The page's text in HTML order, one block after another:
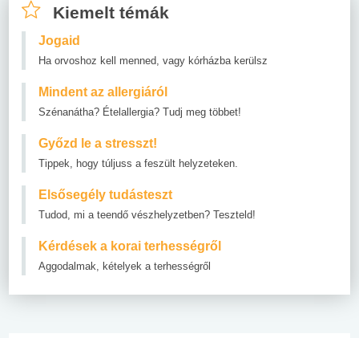
Kiemelt témák
Jogaid
Ha orvoshoz kell menned, vagy kórházba kerülsz
Mindent az allergiáról
Szénanátha? Ételallergia? Tudj meg többet!
Győzd le a stresszt!
Tippek, hogy túljuss a feszült helyzeteken.
Elsősegély tudásteszt
Tudod, mi a teendő vészhelyzetben? Teszteld!
Kérdések a korai terhességről
Aggodalmak, kételyek a terhességről